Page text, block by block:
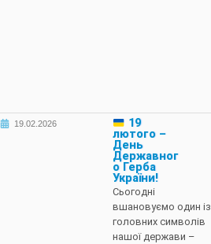
19.02.2026
19
лютого –
День
Державног
о Герба
України!
Сьогодні
вшановуємо один із
головних символів
нашої держави –